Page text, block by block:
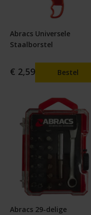
Abracs Universele
Staalborstel
€ 2,59 Bestel
Abracs 29-delige